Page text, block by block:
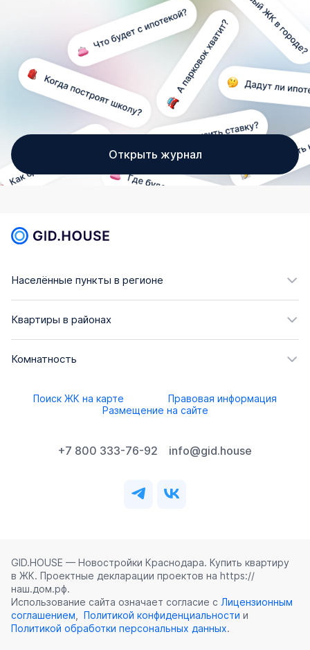
Открыть журнал
Населённые пункты в регионе
Квартиры в районах
Комнатность
Поиск ЖК на карте
Правовая информация
Размещение на сайте
+7 800 333-76-92 info@gid.house
GID.HOUSE — Новостройки Краснодара. Купить квартиру
в ЖК. Проектные декларации проектов на https://
наш.дом.рф.
Использование сайта означает согласие с Лицензионным
соглашением
Политикой конфиденциальности и
Политикой обработки персональных данных.